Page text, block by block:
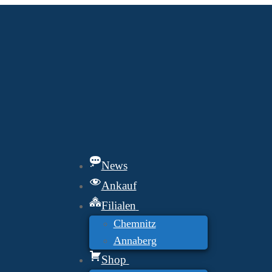
News
Ankauf
Filialen
Chemnitz
Annaberg
Shop